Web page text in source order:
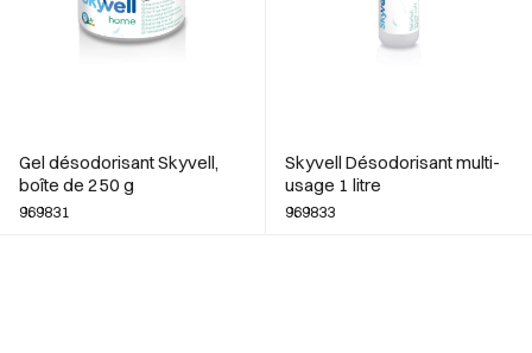
Gel désodorisant Skyvell,
boîte de 250 g
969831
Skyvell Désodorisant multi-
usage 1 litre
969833